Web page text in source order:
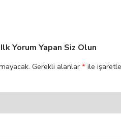
Yorum Yapan Siz Olun
Gerekli alanlar * ile